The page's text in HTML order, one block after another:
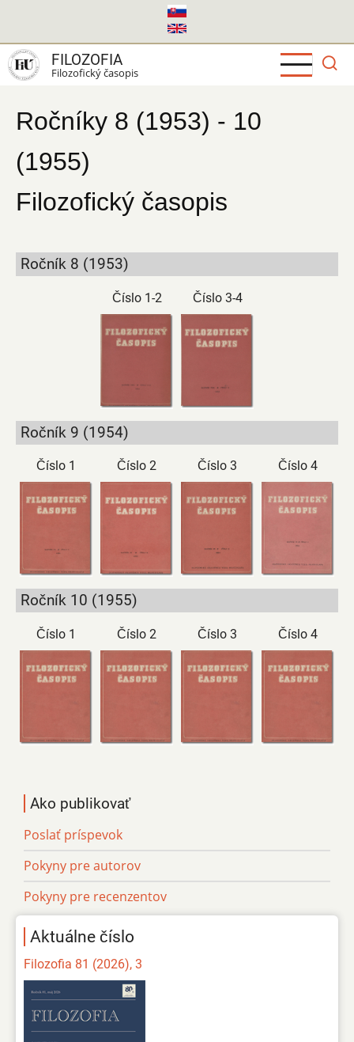
hlavný
obsah
FILOZOFIA
Filozofický časopis
Ročníky 8 (1953) - 10
(1955)
Filozofický časopis
Ročník 8 (1953)
Číslo 1-2 Číslo 3-4
Ročník 9 (1954)
Číslo 1 Číslo 2 Číslo 3 Číslo 4
Ročník 10 (1955)
Číslo 1 Číslo 2 Číslo 3 Číslo 4
Ako publikovať
Poslať príspevok
Pokyny pre autorov
Pokyny pre recenzentov
Aktuálne číslo
Filozofia 81 (2026), 3